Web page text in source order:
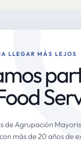
LLEGAR MÁS LEJOS
de Agrupación
más de 20 años de